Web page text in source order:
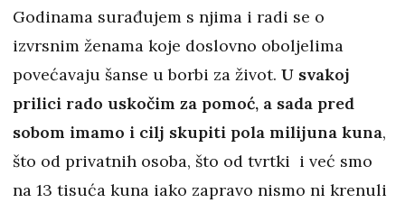
Godinama surađujem s njima i radi se o
izvrsnim ženama koje doslovno oboljelima
povećavaju šanse u borbi za život. U svakoj
prilici rado uskočim za pomoć, a sada pred
sobom imamo i cilj skupiti pola milijuna kuna,
što od privatnih osoba, što od tvrtki i već smo
na 13 tisuća kuna iako zapravo nismo ni krenuli